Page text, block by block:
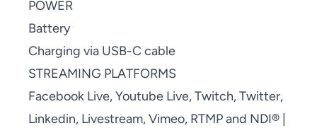
POWER
Battery
Charging via USB-C cable
STREAMING PLATFORMS
Facebook Live, Youtube Live, Twitch, Twitter,
Linkedin, Livestream, Vimeo, RTMP and NDI® |